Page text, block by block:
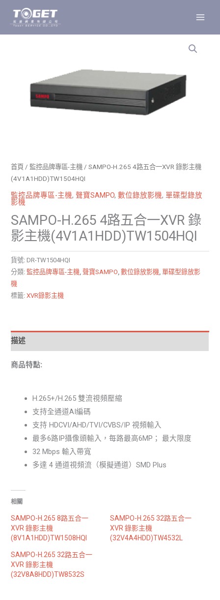
主
首頁 / 監控品牌專區-主機 / SAMPO-H.265 4路五合一XVR 錄影主機
(4V1A1HDD)TW1504HQI
監控品牌專區-主機, 聲寶SAMPO,數位錄放影機, 單碟型錄放
影機
SAMPO-H.265 4路五合一XVR 錄
影主機(4V1A1HDD)TW1504HQI
貨號:DR-TW1504HQI
分類: 監控品牌專區-主機,聲寶SAMPO,數位錄放影機,單碟型錄放影
機
標籤:XVR錄影主機
描述
商品特點:
H.265+/H.265 雙流視頻壓縮
支持全通道AI編碼
支持 HDCVI/AHD/TVI/CVBS/IP 視頻輸入
最多6路IP攝像頭輸入，每路最高6MP； 最大限度
32 Mbps 輸入帶寬
多達 4 通道視頻流（模擬通道）SMD Plus
相關
SAMPO-H.265 8路五合一
XVR 錄影主機
(8V1A1HDD)TW1508HQI
SAMPO-H.265 32路五合一
XVR 錄影主機
(32V4A4HDD)TW4532L
SAMPO-H.265 32路五合一
XVR 錄影主機
(32V8A8HDD)TW8532S